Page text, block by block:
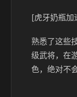
[虎牙奶瓶加
熟悉了这些
级武将，在
色，绝对不